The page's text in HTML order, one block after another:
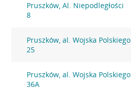
Pruszków, Al. Niepodległości
8
Pruszków, al. Wojska Polskiego
25
Pruszków, al. Wojska Polskiego
36A